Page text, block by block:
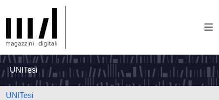
UNITesi
UNITesi